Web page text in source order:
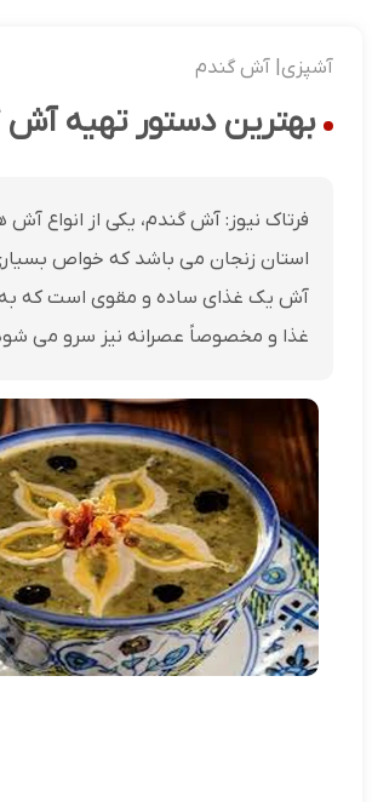
آشپزی| آش گندم
بهترین دستور تهیه آش
فرتاک نیوز: آش گندم، یکی از انواع
استان زنجان می باشد که خواص
آش یک غذای ساده و مقوی است که
غذا و مخصوصاً عصرانه نیز سرو می